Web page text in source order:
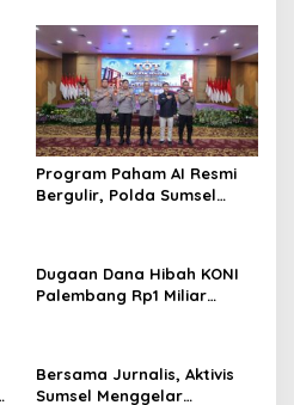
Program Paham AI Resmi
Bergulir, Polda Sumsel
Dugaan Dana Hibah KONI
Palembang Rp1 Miliar
Bersama Jurnalis, Aktivis
Sumsel Menggelar